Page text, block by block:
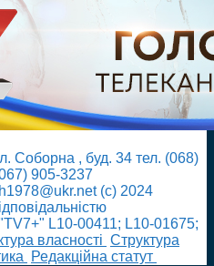
Соборна , буд. 34 тел. (068)
905-3237
(с) 2024
L10-00411; L10-01675;
власності Cтруктура
Редакційна статут